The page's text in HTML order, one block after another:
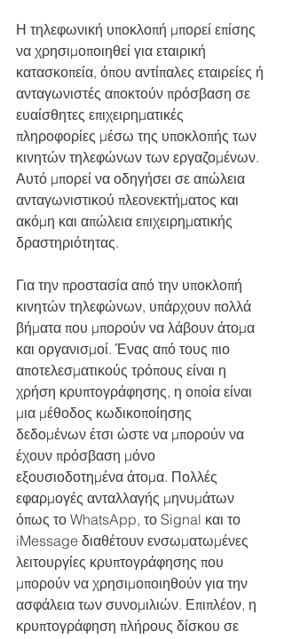
Η τηλεφωνική υποκλοπή μπορεί επίσης
να χρησιμοποιηθεί για εταιρική
κατασκοπεία, όπου αντίπαλες εταιρείες ή
ανταγωνιστές αποκτούν πρόσβαση σε
ευαίσθητες επιχειρηματικές
πληροφορίες μέσω της υποκλοπής των
κινητών τηλεφώνων των εργαζομένων.
Αυτό μπορεί να οδηγήσει σε απώλεια
ανταγωνιστικού πλεονεκτήματος και
ακόμη και απώλεια επιχειρηματικής
δραστηριότητας.
Για την προστασία από την υποκλοπή
κινητών τηλεφώνων, υπάρχουν πολλά
βήματα που μπορούν να λάβουν άτομα
και οργανισμοί. Ένας από τους πιο
αποτελεσματικούς τρόπους είναι η
χρήση κρυπτογράφησης, η οποία είναι
μια μέθοδος κωδικοποίησης
δεδομένων έτσι ώστε να μπορούν να
έχουν πρόσβαση μόνο
εξουσιοδοτημένα άτομα. Πολλές
εφαρμογές ανταλλαγής μηνυμάτων
όπως το WhatsApp, το Signal και το
iMessage διαθέτουν ενσωματωμένες
λειτουργίες κρυπτογράφησης που
μπορούν να χρησιμοποιηθούν για την
ασφάλεια των συνομιλιών. Επιπλέον, η
κρυπτογράφηση πλήρους δίσκου σε